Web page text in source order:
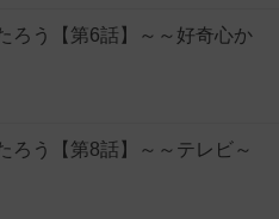
う【第6話】～～好奇心か
う【第8話】～～テレビ～